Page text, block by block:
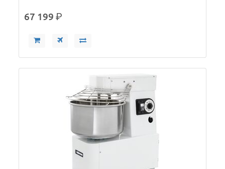
67 199р.